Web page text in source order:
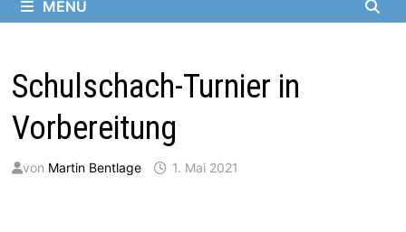
MENÜ
Schulschach-Turnier in
Vorbereitung
von Martin Bentlage 1. Mai 2021